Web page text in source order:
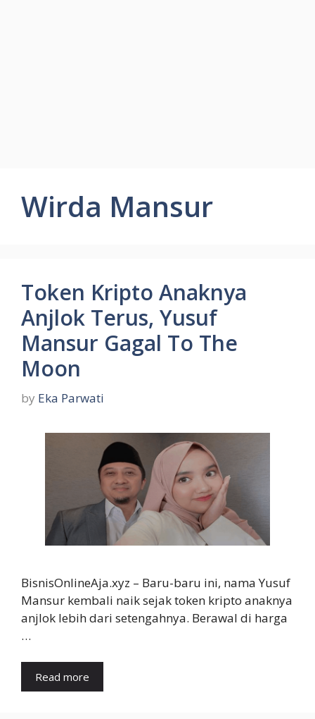
Wirda Mansur
Token Kripto Anaknya
Anjlok Terus, Yusuf
Mansur Gagal To The
Moon
by Eka Parwati
BisnisOnlineAja.xyz – Baru-baru ini, nama Yusuf
Mansur kembali naik sejak token kripto anaknya
anjlok lebih dari setengahnya. Berawal di harga
…
Read more